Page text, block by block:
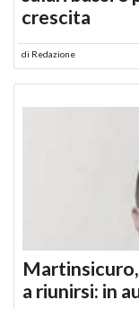
crescita
di Redazione
a riunirsi: in